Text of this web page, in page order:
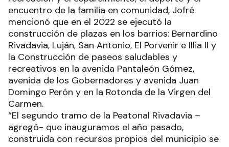
encuentro de la familia en comunidad, Jofré
mencionó que en el 2022 se ejecutó la
construcción de plazas en los barrios: Bernardino
Rivadavia, Luján, San Antonio, El Porvenir e Illia II y
la Construcción de paseos saludables y
recreativos en la avenida Pantaleón Gómez,
avenida de los Gobernadores y avenida Juan
Domingo Perón y en la Rotonda de la Virgen del
Carmen.
“El segundo tramo de la Peatonal Rivadavia –
agregó- que inauguramos el año pasado,
construida con recursos propios del municipio se